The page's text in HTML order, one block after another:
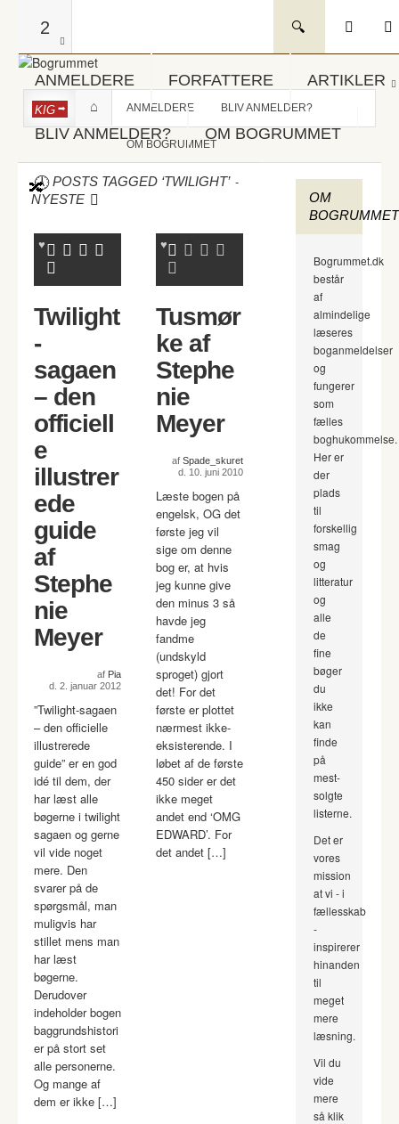
2
ANMELDERE FORFATTERE ARTIKLER
BLIV ANMELDER? OM BOGRUMMET
KIG ANMELDERE BLIV ANMELDER?
OM BOGRUMMET
POSTS TAGGED ‘TWILIGHT’ -
NYESTE
Twilight
-
sagaen
– den
officiell
e
illustrer
ede
guide
af
Stephe
nie
Meyer
af Pia
d. 2. januar 2012
”Twilight-sagaen
– den officielle
illustrerede
guide” er en god
idé til dem, der
har læst alle
bøgerne i twilight
sagaen og gerne
vil vide noget
mere. Den
svarer på de
spørgsmål, man
muligvis har
stillet mens man
har læst
bøgerne.
Derudover
indeholder bogen
baggrundshistori
er på stort set
alle personerne.
Og mange af
dem er ikke […]
Tusmør
ke af
Stephe
nie
Meyer
af Spade_skuret
d. 10. juni 2010
Læste bogen på
engelsk, OG det
første jeg vil
sige om denne
bog er, at hvis
jeg kunne give
den minus 3 så
havde jeg
fandme
(undskyld
sproget) gjort
det! For det
første er plottet
nærmest ikke-
eksisterende. I
løbet af de første
450 sider er det
ikke meget
andet end ‘OMG
EDWARD’. For
det andet […]
OM
BOGRUMMET
Bogrummet.dk
består
af
almindelige
læseres
boganmeldelser
og
fungerer
som
fælles
boghukommelse.
Her er
der
plads
til
forskellig
smag
og
litteratur
og
alle
de
fine
bøger
du
ikke
kan
finde
på
mest-
solgte
listerne.
Det er
vores
mission
at vi - i
fællesskab
-
inspirerer
hinanden
til
meget
mere
læsning.
Vil du
vide
mere
så klik